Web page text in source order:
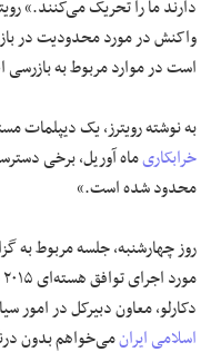
دارند ما را تحریک می‌کنند.»
واکنش در مورد محدودیت در
است در موارد مربوط به بازرسی
به نوشته رویترز، یک دیپلمات
خرابکاریماه آوریل، برخی
محدود شده است.»
روز چهارشنبه، جلسه مربوط به
دکارلو، معاون دبیرکل در
اسلامی ایرانمی‌خواهم بدون